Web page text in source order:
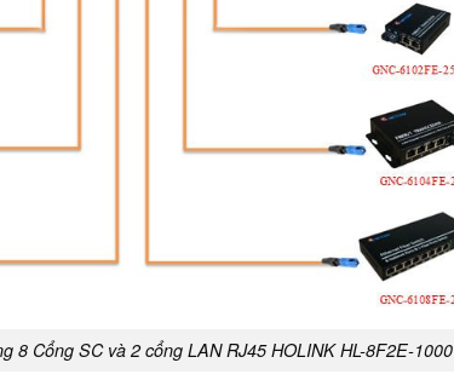
8 Cổng SC và 2 cổng LAN RJ45 HOLINK HL-8F2E-1000